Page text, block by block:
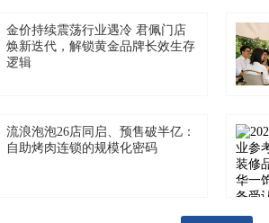
金价持续震荡行业遇冷 君佩门店
焕新迭代，解锁黄金品牌长效生存
逻辑
流浪泡泡26店同启、预售破半亿：
自助烤肉连锁的规模化密码